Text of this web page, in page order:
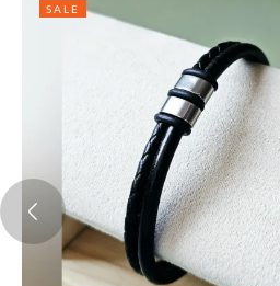
SALE